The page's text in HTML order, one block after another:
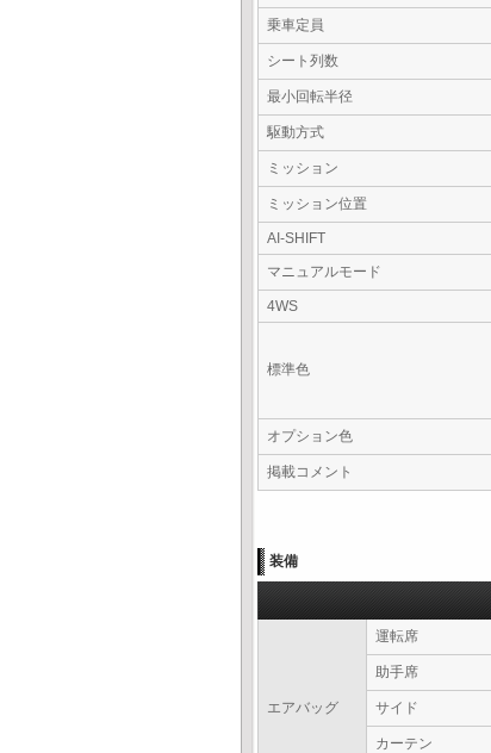
乗車定員
シート列数
最小回転半径
駆動方式
ミッション
ミッション位置
AI-SHIFT
マニュアルモード
4WS
標準色
オプション色
掲載コメント
装備
エアバッグ
運転席
助手席
サイド
カーテン